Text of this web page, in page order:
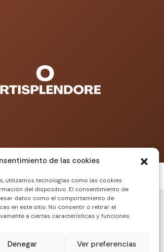
de las cookies
utilizamos tecnologías como las cookies
del dispositivo. El consentimiento de
datos como el comportamiento de
en este sitio. No consentir o retirar el
a ciertas características y funciones.
Denegar Ver preferencias
COLABORARORES